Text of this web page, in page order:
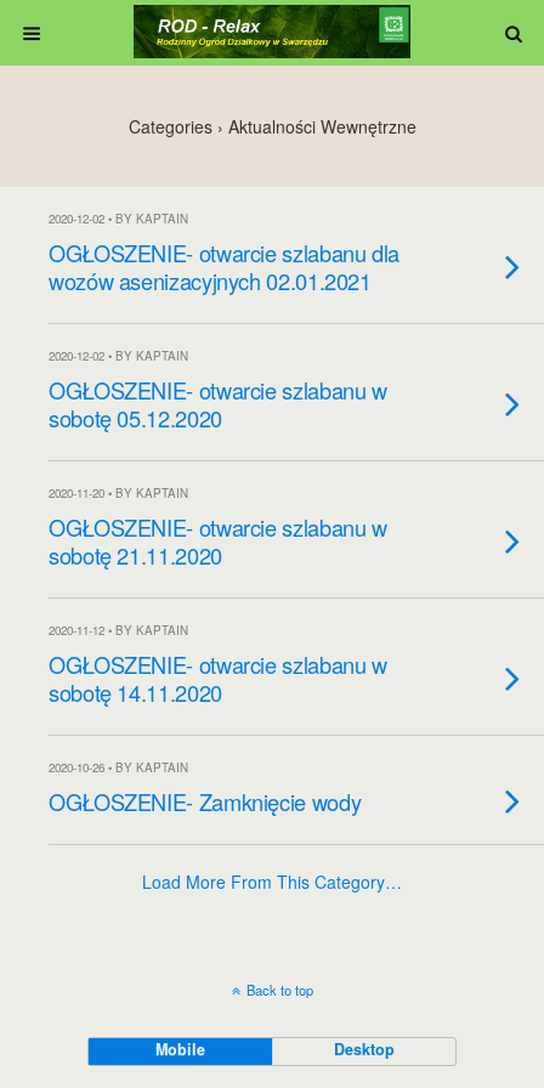
Categories › Aktualności Wewnętrzne
2020-12-02 • BY KAPTAIN
OGŁOSZENIE- otwarcie szlabanu dla
wozów asenizacyjnych 02.01.2021
2020-12-02 • BY KAPTAIN
OGŁOSZENIE- otwarcie szlabanu w
sobotę 05.12.2020
2020-11-20 • BY KAPTAIN
OGŁOSZENIE- otwarcie szlabanu w
sobotę 21.11.2020
2020-11-12 • BY KAPTAIN
OGŁOSZENIE- otwarcie szlabanu w
sobotę 14.11.2020
2020-10-26 • BY KAPTAIN
OGŁOSZENIE- Zamknięcie wody
Load More From This Category…
Back to top
Mobile Desktop